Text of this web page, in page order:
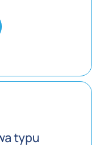
typu